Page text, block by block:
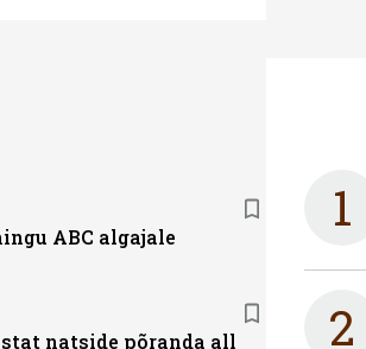
ABC algajale
natside põranda all
1
2